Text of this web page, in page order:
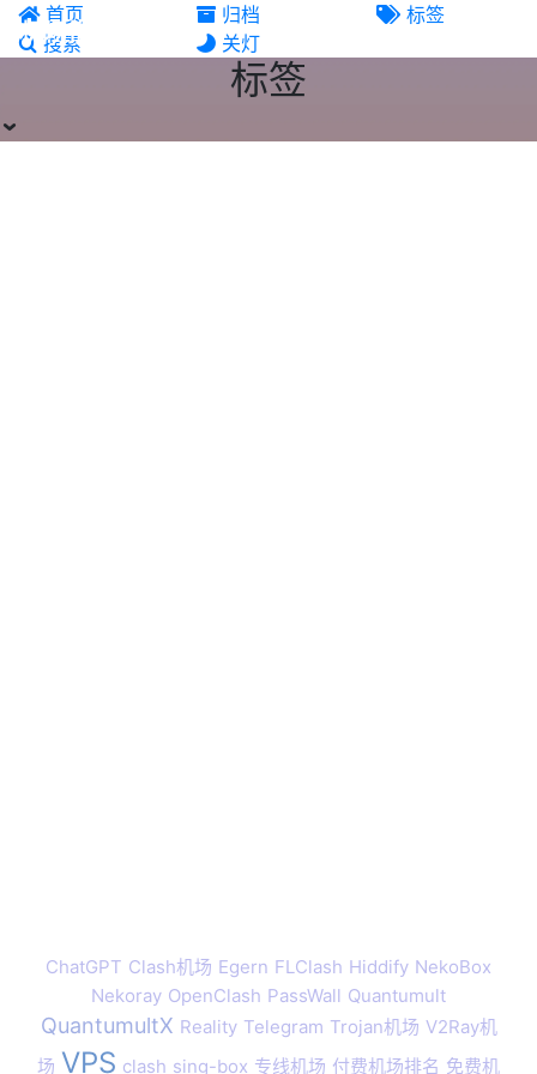
机场推荐
首页 归档
标签
搜索
关灯
标签
ChatGPT Clash机场 Egern FLClash Hiddify NekoBox
Nekoray OpenClash PassWall Quantumult
QuantumultX Reality Telegram Trojan机场 V2Ray机
场 VPS clash sing-box 专线机场 付费机场排名 免费机